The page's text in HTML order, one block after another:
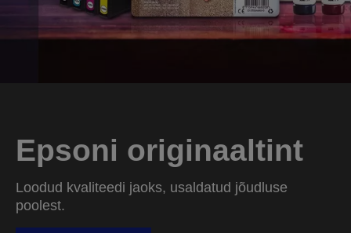
Epsoni originaaltint
Loodud kvaliteedi jaoks, usaldatud jõudluse
poolest.